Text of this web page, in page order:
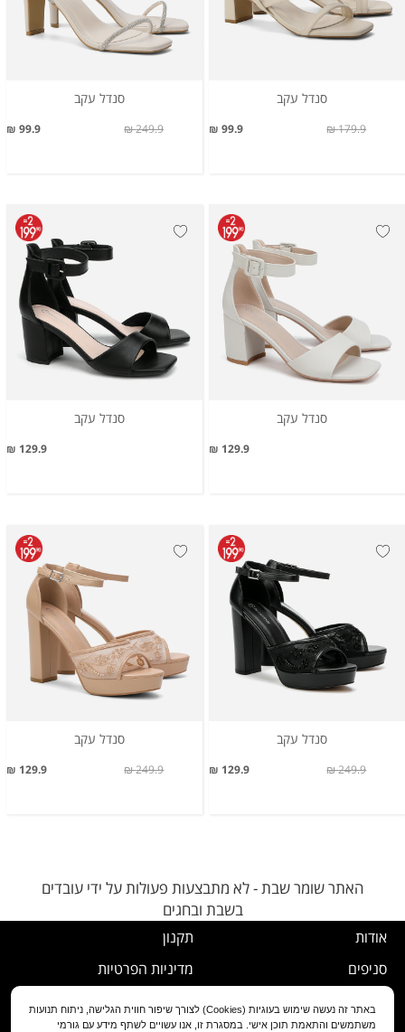
סנדל עקב
99.9 ₪ 179.9 ₪
סנדל עקב
99.9 ₪ 249.9 ₪
סנדל עקב
129.9 ₪
סנדל עקב
129.9 ₪
סנדל עקב
129.9 ₪ 249.9 ₪
סנדל עקב
129.9 ₪ 249.9 ₪
האתר שומר שבת - לא מתבצעות פעולות על ידי עובדים
בשבת ובחגים
אודות
סניפים
תקנון
מדיניות הפרטיות
נוהל ביטול עסקה
באתר זה נעשה שימוש בעוגיות (Cookies) לצורך שיפור חווית הגלישה, ניתוח תנועות
משתמשים והתאמת תוכן אישי. במסגרת זו, אנו עשויים לשתף מידע עם גורמי